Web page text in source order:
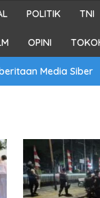
POLITIK TNI
OPINI
Media Siber